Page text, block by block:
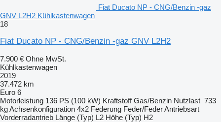
Fiat Ducato NP - CNG/Benzin -gaz
GNV L2H2 Kühlkastenwagen
18
Fiat Ducato NP - CNG/Benzin -gaz GNV L2H2
7.900 € Ohne MwSt.
Kühlkastenwagen
2019
37.472 km
Euro 6
Motorleistung 136 PS (100 kW) Kraftstoff Gas/Benzin Nutzlast 733
kgAchsenkonfiguration 4x2 Federung Feder/FederAntriebsart
Vorderradantrieb Länge (Typ) L2 Höhe (Typ) H2